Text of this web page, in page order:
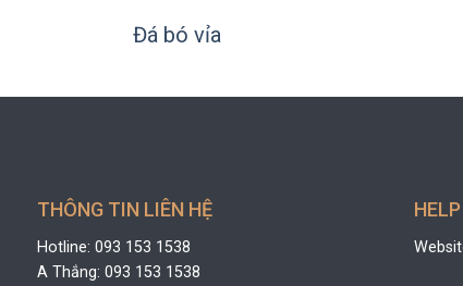
Đá bó vỉa
THÔNG TIN LIÊN HỆ
Hotline: 093 153 1538
A Thắng: 093 153 1538
HELP